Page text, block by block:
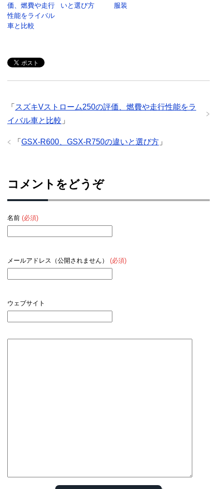
価、燃費や走行
性能をライバル
車と比較
いと選び方
服装
「 スズキVストローム250の評価、燃費や走行性能をラ
イバル車と比較 」
「 GSX-R600、GSX-R750の違いと選び方 」
コメントをどうぞ
名前 (必須)
メールアドレス（公開されません） (必須)
ウェブサイト